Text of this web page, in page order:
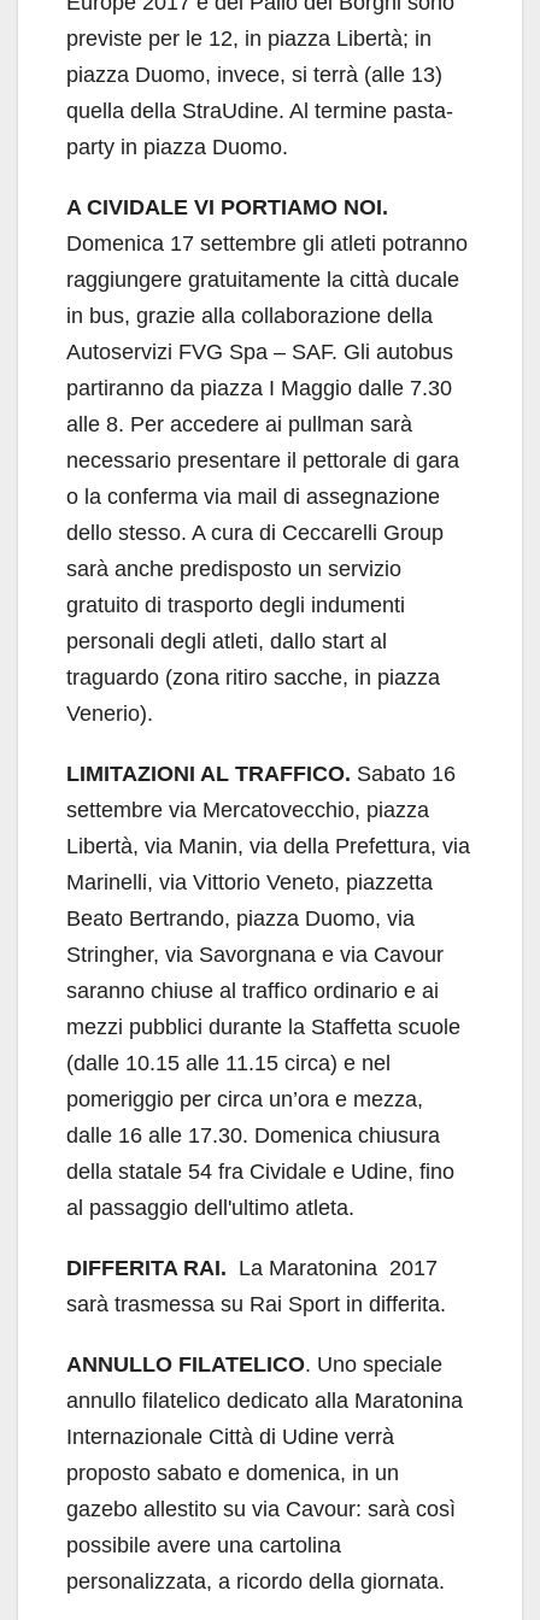
previste per le 12, in piazza Libertà; in
piazza Duomo, invece, si terrà (alle 13)
quella della StraUdine. Al termine pasta-
party in piazza Duomo.
A CIVIDALE VI PORTIAMO NOI.
Domenica 17 settembre gli atleti potranno
raggiungere gratuitamente la città ducale
in bus, grazie alla collaborazione della
Autoservizi FVG Spa – SAF. Gli autobus
partiranno da piazza I Maggio dalle 7.30
alle 8. Per accedere ai pullman sarà
necessario presentare il pettorale di gara
o la conferma via mail di assegnazione
dello stesso. A cura di Ceccarelli Group
sarà anche predisposto un servizio
gratuito di trasporto degli indumenti
personali degli atleti, dallo start al
traguardo (zona ritiro sacche, in piazza
Venerio).
LIMITAZIONI AL TRAFFICO. Sabato 16
settembre via Mercatovecchio, piazza
Libertà, via Manin, via della Prefettura, via
Marinelli, via Vittorio Veneto, piazzetta
Beato Bertrando, piazza Duomo, via
Stringher, via Savorgnana e via Cavour
saranno chiuse al traffico ordinario e ai
mezzi pubblici durante la Staffetta scuole
(dalle 10.15 alle 11.15 circa) e nel
pomeriggio per circa un’ora e mezza,
dalle 16 alle 17.30. Domenica chiusura
della statale 54 fra Cividale e Udine, fino
al passaggio dell'ultimo atleta.
DIFFERITA RAI. La Maratonina 2017
sarà trasmessa su Rai Sport in differita.
ANNULLO FILATELICO. Uno speciale
annullo filatelico dedicato alla Maratonina
Internazionale Città di Udine verrà
proposto sabato e domenica, in un
gazebo allestito su via Cavour: sarà così
possibile avere una cartolina
personalizzata, a ricordo della giornata.